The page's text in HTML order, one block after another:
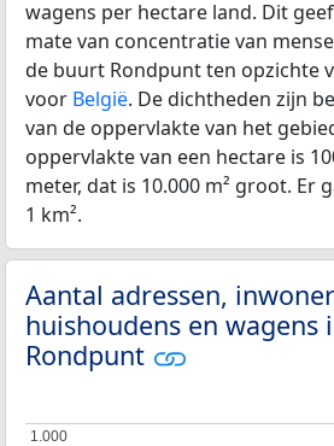
wagens per hectare land. Dit
mate van concentratie van
de buurt Rondpunt ten opzichte
voor België. De dichtheden zijn
van de oppervlakte van het
oppervlakte van een hectare is
meter, dat is 10.000 m² groot. Er
1 km².
Aantal adressen,
huishoudens en wagens
Rondpunt
1.000
1.000